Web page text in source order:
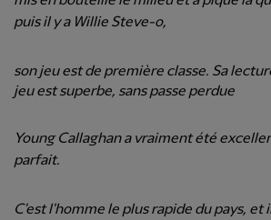
puis il y a Willie Steve-o,
son jeu est de première classe. Sa
jeu est superbe, sans passe perdue
Young Callaghan a vraiment été
parfait.
C'est l'homme le plus rapide du pays, et